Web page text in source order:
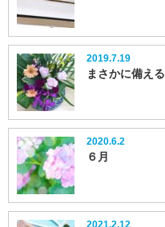
2019.7.19
まさかに備える
2020.6.2
６月
2021.2.12